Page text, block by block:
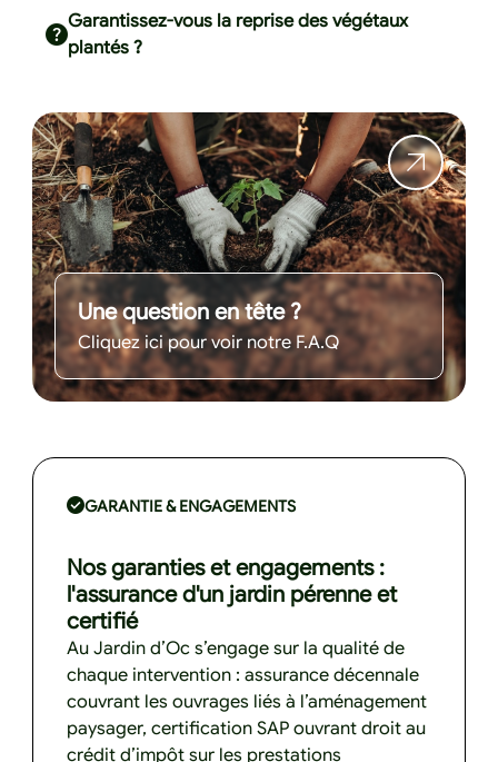
Garantissez-vous la reprise des végétaux
plantés ?
Une question en tête ?
Cliquez ici pour voir notre F.A.Q
GARANTIE & ENGAGEMENTS
Nos garanties et engagements :
l'assurance d'un jardin pérenne et
certifié
Au Jardin d’Oc s’engage sur la qualité de
chaque intervention : assurance décennale
couvrant les ouvrages liés à l’aménagement
paysager, certification SAP ouvrant droit au
crédit d’impôt sur les prestations